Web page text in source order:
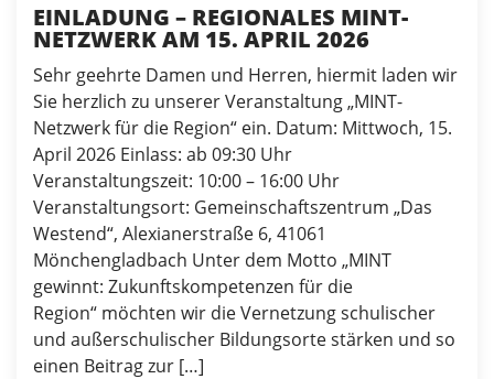
EINLADUNG – REGIONALES MINT-
NETZWERK AM 15. APRIL 2026
Sehr geehrte Damen und Herren, hiermit laden wir
Sie herzlich zu unserer Veranstaltung „MINT-
Netzwerk für die Region“ ein. Datum: Mittwoch, 15.
April 2026 Einlass: ab 09:30 Uhr
Veranstaltungszeit: 10:00 – 16:00 Uhr
Veranstaltungsort: Gemeinschaftszentrum „Das
Westend“, Alexianerstraße 6, 41061
Mönchengladbach Unter dem Motto „MINT
gewinnt: Zukunftskompetenzen für die
Region“ möchten wir die Vernetzung schulischer
und außerschulischer Bildungsorte stärken und so
einen Beitrag zur […]